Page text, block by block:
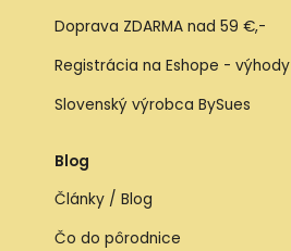
Doprava ZDARMA nad 59 €,-
Registrácia na Eshope - výhody
Slovenský výrobca BySues
Blog
Články / Blog
Čo do pôrodnice